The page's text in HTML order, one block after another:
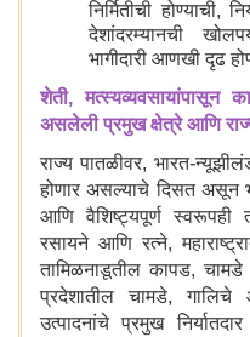
निर्मितीची होण्याची,
देशांदरम्यानची
भागीदारी आणखी दृढ
शेती, मत्स्यव्यवसायांपासून
असलेली प्रमुख क्षेत्रे आणि
राज्य पातळीवर, भारत-
होणार असल्याचे दिसत असून
आणि वैशिष्ट्यपूर्ण स्वरूपही
रसायने आणि रत्ने,
तामिळनाडूतील कापड,
प्रदेशातील चामडे, गालिचे
उत्पादनांचे प्रमुख